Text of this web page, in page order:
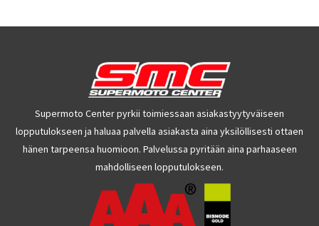
Supermoto Center pyrkii toimiessaan asiakastyytyväiseen
lopputulokseen ja haluaa palvella asiakasta aina yksilöllisesti ottaen
hänen tarpeensa huomioon. Palvelussa pyritään aina parhaaseen
mahdolliseen lopputulokseen.